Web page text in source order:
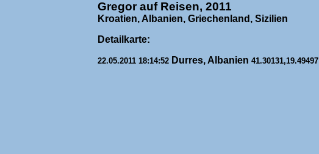
Gregor auf Reisen, 2011
Kroatien, Albanien, Griechenland, Sizilien
Detailkarte:
22.05.2011 18:14:52 Durres, Albanien 41.30131,19.49497